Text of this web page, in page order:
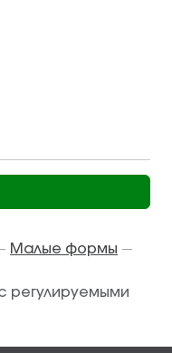
Малые формы —
регулируемыми